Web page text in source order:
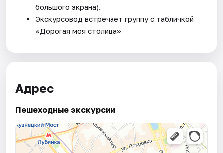
большого экрана).
Экскурсовод встречает группу с табличкой
«Дорогая моя столица»
Адрес
Пешеходные экскурсии